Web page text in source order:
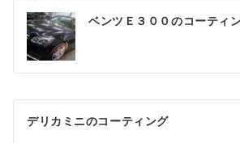
投
稿
ナ
ビ
ゲ
ベンツＥ３００のコーティ
デリカミニのコーティング